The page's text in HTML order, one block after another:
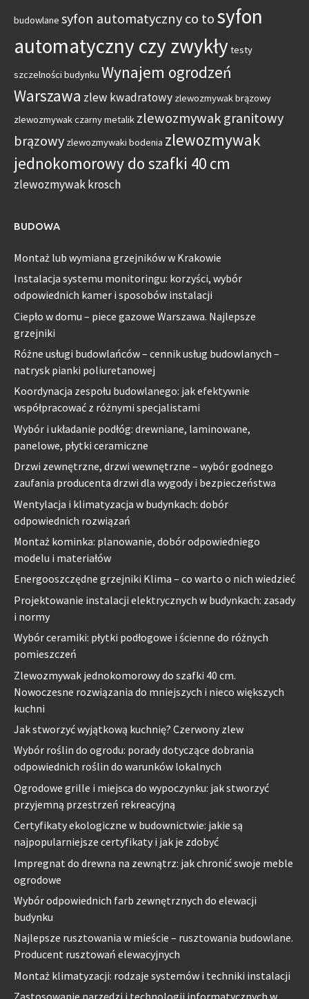
budowlane syfon automatyczny co tosyfon
automatyczny czy zwykłytesty
szczelności budynku Wynajem ogrodzeń
Warszawa zlew kwadratowy zlewozmywak brązowy
zlewozmywak czarny metalik zlewozmywak granitowy
brązowy zlewozmywaki bodenia zlewozmywak
jednokomorowy do szafki 40 cm
zlewozmywak krosch
BUDOWA
Montaż lub wymiana grzejników w Krakowie
Instalacja systemu monitoringu: korzyści, wybór
odpowiednich kamer i sposobów instalacji
Ciepło w domu – piece gazowe Warszawa. Najlepsze
grzejniki
Różne usługi budowlańców – cennik usług budowlanych –
natrysk pianki poliuretanowej
Koordynacja zespołu budowlanego: jak efektywnie
współpracować z różnymi specjalistami
Wybór i układanie podłóg: drewniane, laminowane,
panelowe, płytki ceramiczne
Drzwi zewnętrzne, drzwi wewnętrzne – wybór godnego
zaufania producenta drzwi dla wygody i bezpieczeństwa
Wentylacja i klimatyzacja w budynkach: dobór
odpowiednich rozwiązań
Montaż kominka: planowanie, dobór odpowiedniego
modelu i materiałów
Energooszczędne grzejniki Klima – co warto o nich wiedzieć
Projektowanie instalacji elektrycznych w budynkach: zasady
i normy
Wybór ceramiki: płytki podłogowe i ścienne do różnych
pomieszczeń
Zlewozmywak jednokomorowy do szafki 40 cm.
Nowoczesne rozwiązania do mniejszych i nieco większych
kuchni
Jak stworzyć wyjątkową kuchnię? Czerwony zlew
Wybór roślin do ogrodu: porady dotyczące dobrania
odpowiednich roślin do warunków lokalnych
Ogrodowe grille i miejsca do wypoczynku: jak stworzyć
przyjemną przestrzeń rekreacyjną
Certyfikaty ekologiczne w budownictwie: jakie są
najpopularniejsze certyfikaty i jak je zdobyć
Impregnat do drewna na zewnątrz: jak chronić swoje meble
ogrodowe
Wybór odpowiednich farb zewnętrznych do elewacji
budynku
Najlepsze rusztowania w mieście – rusztowania budowlane.
Producent rusztowań elewacyjnych
Montaż klimatyzacji: rodzaje systemów i techniki instalacji